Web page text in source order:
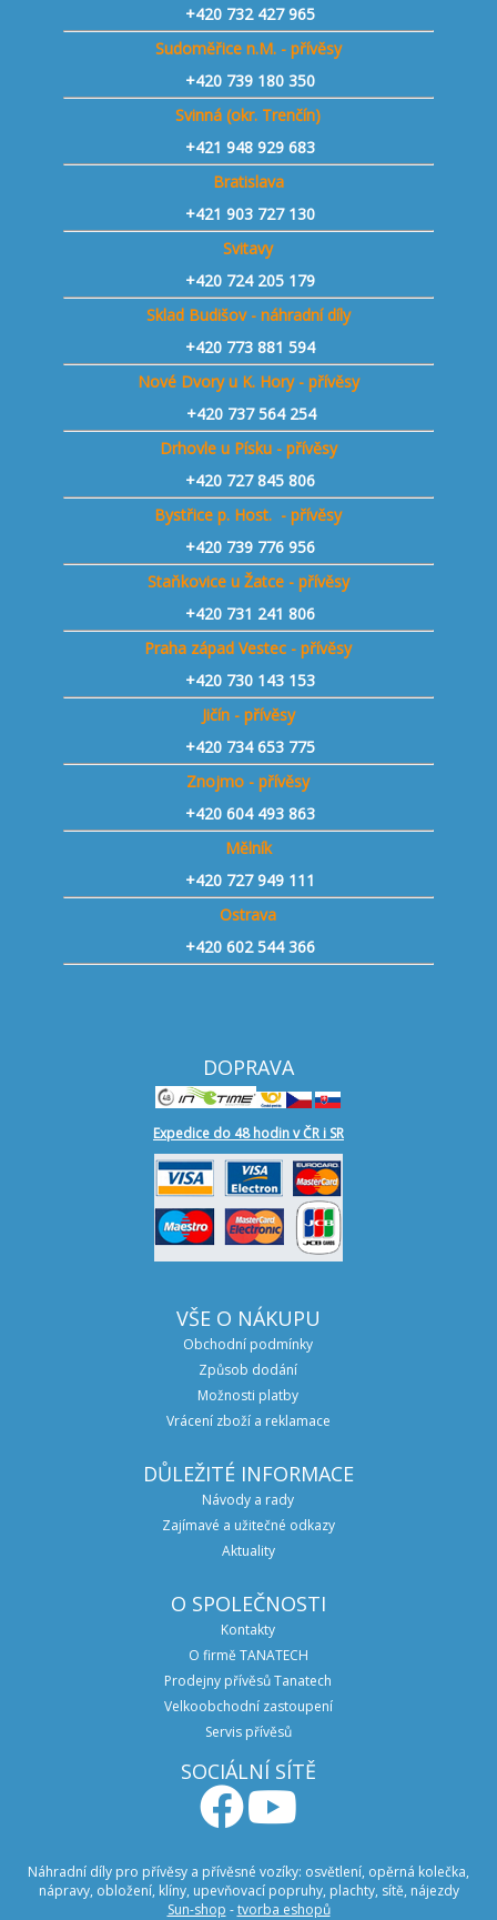
+420 732 427 965
Sudoměřice n.M. - přívěsy
+420 739 180 350
Svinná (okr. Trenčín)
+421948 929 683
Bratislava
+421 903 727 130
Svitavy
+420 724 205 179
Sklad Budišov - náhradní díly
+420 773 881 594
Nové Dvory u K. Hory - přívěsy
+420 737 564 254
Drhovle u Písku - přívěsy
+420 727 845 806
Bystřice p. Host. - přívěsy
+420 739 776 956
Staňkovice u Žatce - přívěsy
+420 731 241 806
Praha západ Vestec - přívěsy
+420 730 143 153
Jičín - přívěsy
+420 734 653 775
Znojmo - přívěsy
+420 604 493 863
Mělník
+420 727 949 111
Ostrava
+420 602 544 366
DOPRAVA
Expedice do 48 hodin v ČR i SR
VŠE O NÁKUPU
Obchodní podmínky
Způsob dodání
Možnosti platby
Vrácení zboží a reklamace
DŮLEŽITÉ INFORMACE
Návody a rady
Zajímavé a užitečné odkazy
Aktuality
O SPOLEČNOSTI
Kontakty
O firmě TANATECH
Prodejny přívěsů Tanatech
Velkoobchodní zastoupení
Servis přívěsů
SOCIÁLNÍ SÍTĚ
Náhradní díly pro přívěsy a přívěsné vozíky: osvětlení, opěrná kolečka,
nápravy, obložení, klíny, upevňovací popruhy, plachty, sítě, nájezdy
Sun-shop -tvorba eshopů